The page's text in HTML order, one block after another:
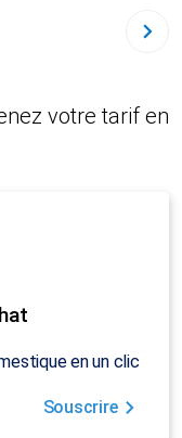
votre tarif en
en un clic
Souscrire